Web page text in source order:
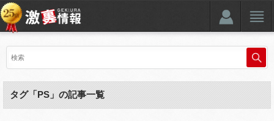
タグ「PS」の記事一覧